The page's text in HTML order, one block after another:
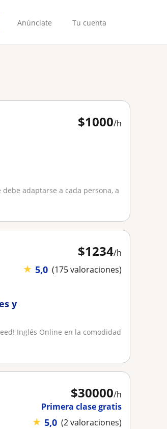
Anúnciate Tu cuenta
$1000/h
adaptarse a cada persona, a
$1234/h
★ 5,0 (175 valoraciones)
y
Inglés Online en la comodidad
$30000/h
Primera clase gratis
★ 5,0 (2 valoraciones)